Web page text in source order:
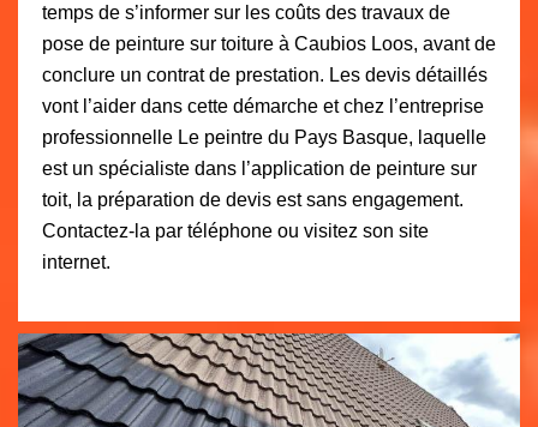
temps de s’informer sur les coûts des travaux de
pose de peinture sur toiture à Caubios Loos, avant de
conclure un contrat de prestation. Les devis détaillés
vont l’aider dans cette démarche et chez l’entreprise
professionnelle Le peintre du Pays Basque, laquelle
est un spécialiste dans l’application de peinture sur
toit, la préparation de devis est sans engagement.
Contactez-la par téléphone ou visitez son site
internet.